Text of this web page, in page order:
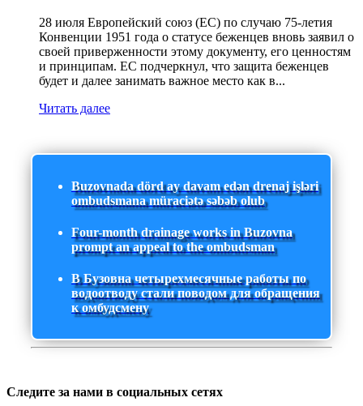
28 июля Европейский союз (ЕС) по случаю 75-летия
Конвенции 1951 года о статусе беженцев вновь заявил о
своей приверженности этому документу, его ценностям
и принципам. ЕС подчеркнул, что защита беженцев
будет и далее занимать важное место как в...
Читать далее
Buzovnada dörd ay davam edən drenaj işləri
ombudsmana müraciətə səbəb olub
Four-month drainage works in Buzovna
prompt an appeal to the ombudsman
В Бузовна четырехмесячные работы по
водоотводу стали поводом для обращения
к омбудсмену
Следите за нами в социальных сетях